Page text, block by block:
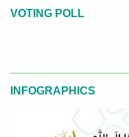
VOTING POLL
INFOGRAPHICS